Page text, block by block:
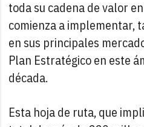
toda su cadena de valor
comienza a implementar,
en sus principales
Plan Estratégico en este
década.
Esta hoja de ruta, que